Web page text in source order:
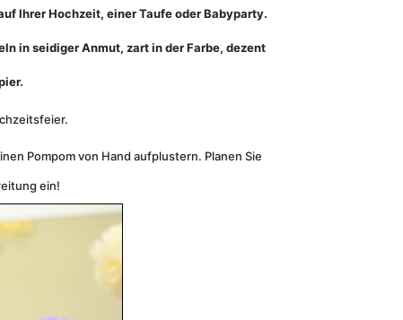
Ihrer Hochzeit, einer Taufe oder Babyparty.
in seidiger Anmut, zart in der Farbe, dezent
Pompom von Hand aufplustern. Planen Sie
ein!